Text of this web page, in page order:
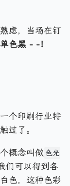
虑，当场在钉
色黑 - -！
个印刷行业特
过了。
概念叫做 色光
们可以得到各
色，这种色彩